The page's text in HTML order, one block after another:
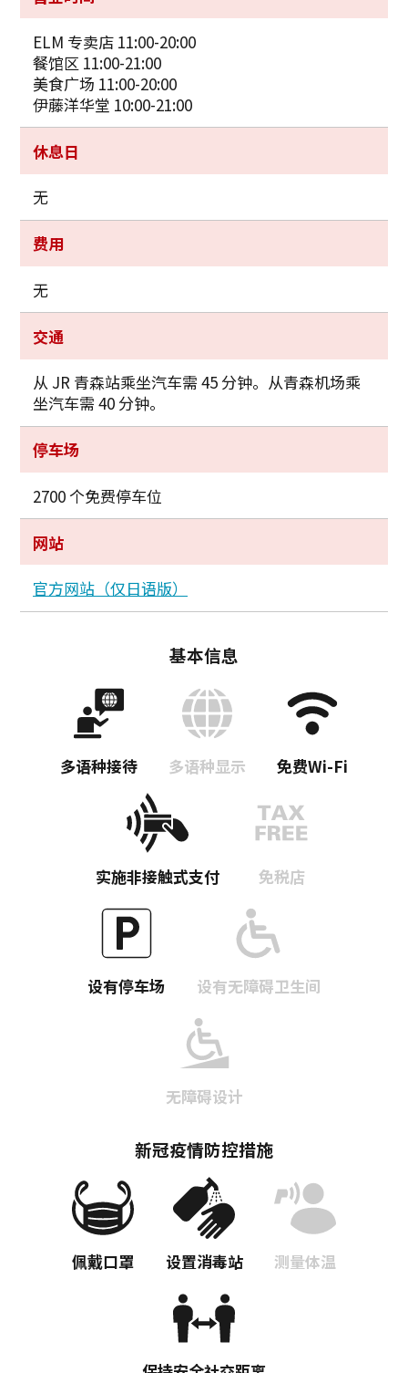
ELM 专卖店 11:00-20:00
餐馆区 11:00-21:00
美食广场 11:00-20:00
伊藤洋华堂 10:00-21:00
休息日
无
费用
无
交通
从 JR 青森站乘坐汽车需 45 分钟。从青森机场乘
坐汽车需 40 分钟。
停车场
2700 个免费停车位
网站
官方网站（仅日语版）
基本信息
多语种接待 多语种显示 免费Wi-Fi
实施非接触式支付 免税店
设有停车场 设有无障碍卫生间
无障碍设计
新冠疫情防控措施
佩戴口罩 设置消毒站 测量体温